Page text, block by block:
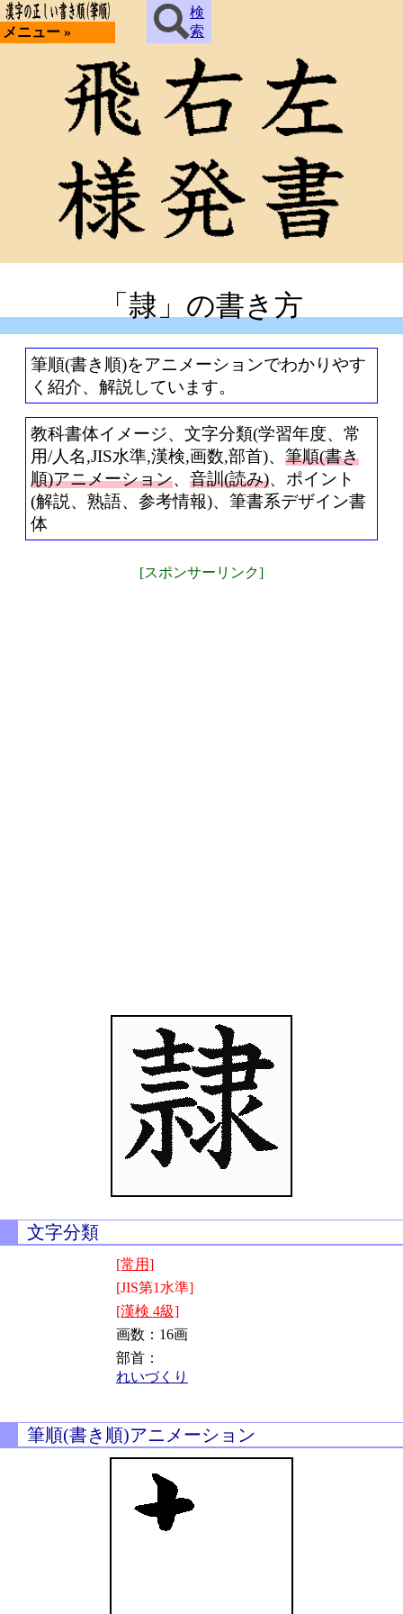
メニュー »
検
索
「隷」の書き方
筆順(書き順)をアニメーションでわかりやす
く紹介、解説しています。
教科書体イメージ、文字分類(学習年度、常
用/人名,JIS水準,漢検,画数,部首)、 筆順(書き
順)アニメーション、 音訓(読み)、ポイント
(解説、熟語、参考情報)、筆書系デザイン書
体
[スポンサーリンク]
文字分類
[常用]
[JIS第1水準]
[漢検 4級]
画数：16画
部首：
れいづくり
筆順(書き順)アニメーション